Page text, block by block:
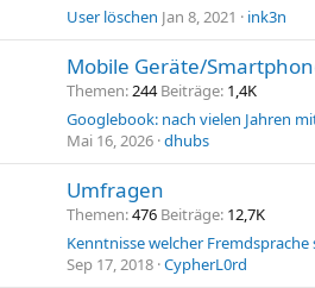
User löschen Jan 8, 2021 ink3n
Mobile Geräte/
Themen 244 Beiträge 1,4K
Mai 16, 2026 dhubs
Umfragen
Themen 476 Beiträge 12,7K
Sep 17, 2018 CypherL0rd